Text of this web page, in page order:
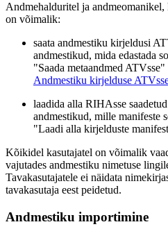
Andmehalduritel ja andmeomanikel,
on võimalik:
saata andmestiku kirjeldusi
andmestikud, mida edastada
"Saada metaandmed
Andmestiku kirjelduse
laadida alla RIHAsse
andmestikud, mille manifeste
"Laadi alla kirjelduste
Kõikidel kasutajatel on võimalik
vajutades andmestiku nimetuse
Tavakasutajatele ei näidata
tavakasutaja eest peidetud.
Andmestiku importimine